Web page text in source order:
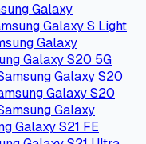
Galaxy
Galaxy S Light
Galaxy
Galaxy S20 5G
Galaxy S20
Galaxy S20
Galaxy
Galaxy S21 FE